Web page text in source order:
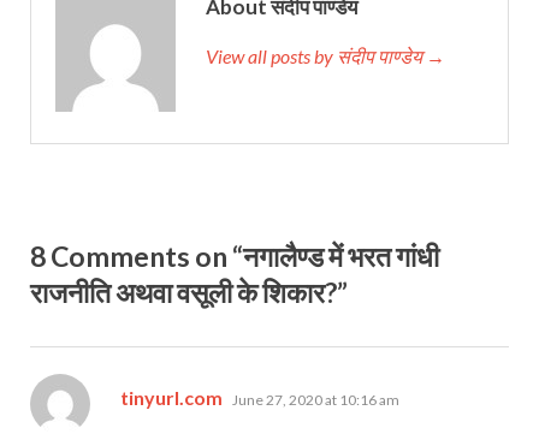
About संदीप पाण्डेय
View all posts by संदीप पाण्डेय →
8 Comments on “नगालैण्ड में भरत गांधी
राजनीति अथवा वसूली के शिकार?”
tinyurl.com says:
June 27, 2020 at 10:16 am